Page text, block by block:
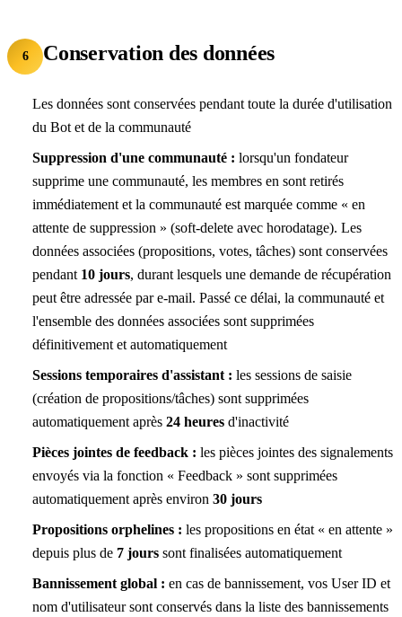
6 Conservation des données
Les données sont conservées pendant toute la durée d'utilisation
du Bot et de la communauté
Suppression d'une communauté : lorsqu'un fondateur
supprime une communauté, les membres en sont retirés
immédiatement et la communauté est marquée comme « en
attente de suppression » (soft-delete avec horodatage). Les
données associées (propositions, votes, tâches) sont conservées
pendant 10 jours, durant lesquels une demande de récupération
peut être adressée par e-mail. Passé ce délai, la communauté et
l'ensemble des données associées sont supprimées
définitivement et automatiquement
Sessions temporaires d'assistant : les sessions de saisie
(création de propositions/tâches) sont supprimées
automatiquement après 24 heures d'inactivité
Pièces jointes de feedback : les pièces jointes des signalements
envoyés via la fonction « Feedback » sont supprimées
automatiquement après environ 30 jours
Propositions orphelines : les propositions en état « en attente »
depuis plus de 7 jours sont finalisées automatiquement
Bannissement global : en cas de bannissement, vos User ID et
nom d'utilisateur sont conservés dans la liste des bannissements